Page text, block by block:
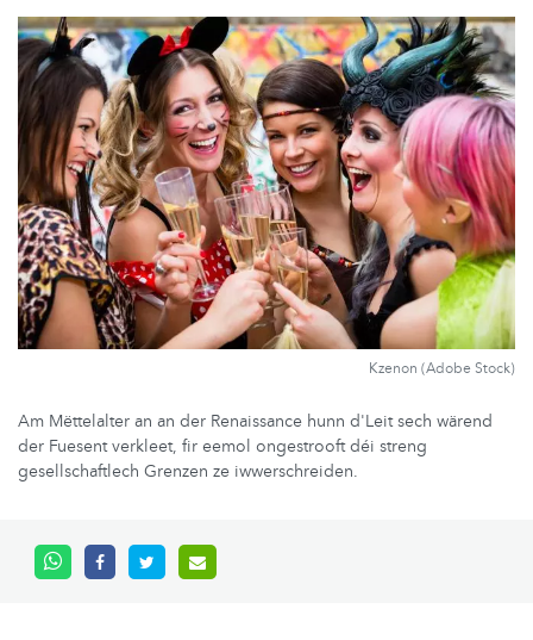
Kzenon (Adobe Stock)
Am Mëttelalter an an der Renaissance hunn d'Leit sech wärend
der Fuesent verkleet, fir eemol ongestrooft déi streng
gesellschaftlech Grenzen ze iwwerschreiden.